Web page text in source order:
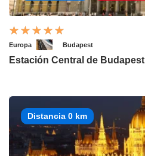
Europa Budapest
Estación Central de Budapest
Distancia 0 km